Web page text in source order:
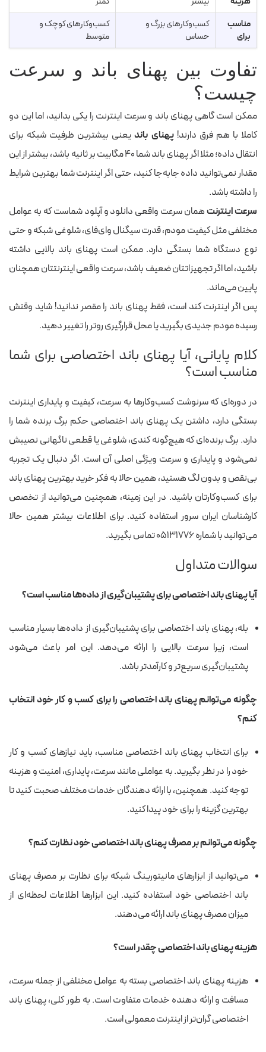
مناسب
برای
کسب‌وکارهای بزرگ و
حساس
کسب‌وکارهای کوچک و
متوسط
تفاوت بین پهنای باند و سرعت
چیست؟
ممکن است گاهی پهنای باند و سرعت اینترنت را یکی بدانید، اما این دو
کاملا با هم فرق دارند!پهنای باندیعنی بیشترین ظرفیت شبکه برای
انتقال داده؛ مثلا اگر پهنای باند شما ۴۰ مگابیت بر ثانیه باشد، بیشتر از این
مقدار نمی‌توانید داده جابه‌جا کنید، حتی اگر اینترنت شما بهترین شرایط
را داشته باشد.
سرعت اینترنتهمان سرعت واقعی دانلود و آپلود شماست که به عوامل
مختلفی مثل کیفیت مودم، قدرت سیگنال وای‌فای، شلوغی شبکه و حتی
نوع دستگاه شما بستگی دارد. ممکن است پهنای باند بالایی داشته
باشید، اما اگر تجهیزاتتان ضعیف باشد، سرعت واقعی اینترنتتان همچنان
پایین می‌ماند.
پس اگر اینترنت کند است، فقط پهنای باند را مقصر ندانید! شاید وقتش
رسیده مودم جدیدی بگیرید یا محل قرارگیری روتر را تغییر دهید.
کلام پایانی، آیا پهنای باند اختصاصی برای شما
مناسب است؟
در دوره‌ای که سرنوشت کسب‌وکارها به سرعت، کیفیت و پایداری اینترنت
بستگی دارد، داشتن یک پهنای باند اختصاصی حکم برگ برنده شما را
دارد. برگ برنده‌ای که هیچ‌گونه کندی، شلوغی یا قطعی ناگهانی نصیبش
نمی‌شود و پایداری و سرعت ویژگی اصلی آن است. اگر دنبال یک تجربه
بی‌نقص و بدون لگ هستید، همین حالا به فکر خرید بهترین پهنای باند
برای کسب‌وکارتان باشید. در این زمینه،‌ همچنین می‌توانید از تخصص
کارشناسان ایران سرور استفاده کنید. برای اطلاعات بیشتر همین حالا
می‌توانید با شماره۰۵۱۳۱۷۷۶ تماس بگیرید.
سوالات متداول
آیا پهنای باند اختصاصی برای پشتیبان‌گیری از داده‌ها مناسب است؟
بله، پهنای باند اختصاصی برای پشتیبان‌گیری از داده‌ها بسیار مناسب
است، زیرا سرعت بالایی را ارائه می‌دهد. این امر باعث می‌شود
پشتیبان‌گیری سریع‌تر و کارآمدتر باشد.
چگونه می‌توانم پهنای باند اختصاصی را برای کسب و کار خود انتخاب
کنم؟
برای انتخاب پهنای باند اختصاصی مناسب، باید نیازهای کسب و کار
خود را در نظر بگیرید. به عواملی مانند سرعت، پایداری، امنیت و هزینه
توجه کنید. همچنین، با ارائه دهندگان خدمات مختلف صحبت کنید تا
بهترین گزینه را برای خود پیدا کنید.
چگونه می‌توانم بر مصرف پهنای باند اختصاصی خود نظارت کنم؟
می‌توانید از ابزارهای مانیتورینگ شبکه برای نظارت بر مصرف پهنای
باند اختصاصی خود استفاده کنید. این ابزارها اطلاعات لحظه‌ای از
میزان مصرف پهنای باند ارائه می‌دهند.
هزینه پهنای باند اختصاصی چقدر است؟
هزینه پهنای باند اختصاصی بسته به عوامل مختلفی از جمله سرعت،
مسافت و ارائه دهنده خدمات متفاوت است. به طور کلی، پهنای باند
اختصاصی گران‌تر از اینترنت معمولی است.